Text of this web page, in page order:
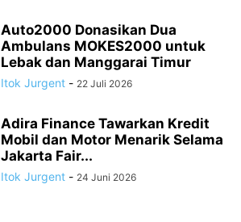
Auto2000 Donasikan Dua
Ambulans MOKES2000 untuk
Lebak dan Manggarai Timur
Itok Jurgent - 22 Juli 2026
Adira Finance Tawarkan Kredit
Mobil dan Motor Menarik Selama
Jakarta Fair...
Itok Jurgent - 24 Juni 2026